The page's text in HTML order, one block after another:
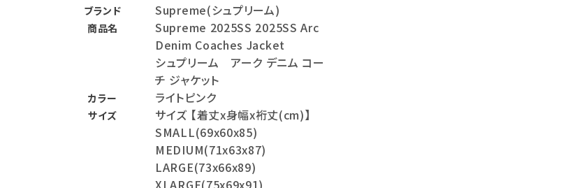
person 会員登録
ブランド Supreme(シュプリーム)
商品名
Supreme 2025SS 2025SS Arc
Denim Coaches Jacket
シュプリーム アーク デニム コー
チ ジャケット
カラー ライトピンク
サイズ
サイズ 【着丈x身幅x裄丈(cm)】
SMALL(69x60x85)
MEDIUM(71x63x87)
LARGE(73x66x89)
XLARGE(75x69x91)